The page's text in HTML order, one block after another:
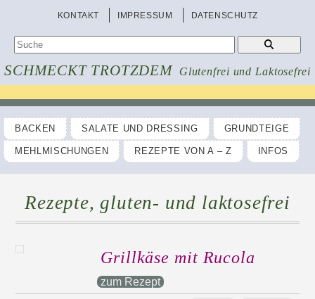
KONTAKT IMPRESSUM DATENSCHUTZ
SCHMECKT TROTZDEM Glutenfrei und Laktosefrei
BACKEN SALATE UND DRESSING GRUNDTEIGE
MEHLMISCHUNGEN REZEPTE VON A – Z INFOS
Rezepte, gluten- und laktosefrei
Grillkäse mit Rucola
zum Rezept